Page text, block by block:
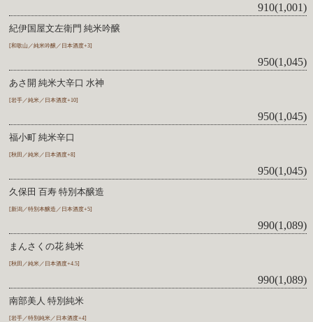
910(1,001)
紀伊国屋文左衛門 純米吟醸
[和歌山／純米吟醸／日本酒度+3]
950(1,045)
あさ開 純米大辛口 水神
[岩手／純米／日本酒度+10]
950(1,045)
福小町 純米辛口
[秋田／純米／日本酒度+8]
950(1,045)
久保田 百寿 特別本醸造
[新潟／特別本醸造／日本酒度+5]
990(1,089)
まんさくの花 純米
[秋田／純米／日本酒度+4.5]
990(1,089)
南部美人 特別純米
[岩手／特別純米／日本酒度+4]